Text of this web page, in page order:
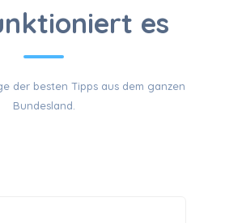
es
&
der besten Tipps aus dem ganzen
Bundesland.